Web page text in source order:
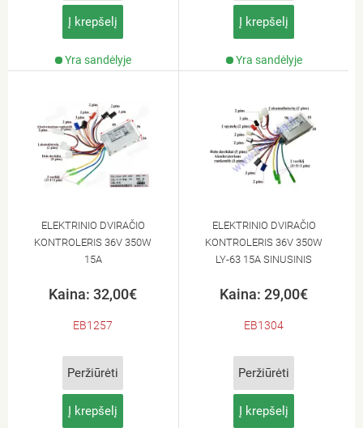
Į krepšelį
Yra sandėlyje
Į krepšelį
Yra sandėlyje
ELEKTRINIO DVIRAČIO
KONTROLERIS 36V 350W
15A
Kaina: 32,00€
EB1257
Peržiūrėti
Į krepšelį
ELEKTRINIO DVIRAČIO
KONTROLERIS 36V 350W
LY-63 15A SINUSINIS
Kaina: 29,00€
EB1304
Peržiūrėti
Į krepšelį